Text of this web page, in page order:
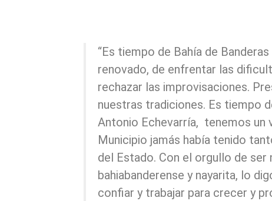
“Es tiempo de Bahía de
renovado, de enfrentar las
rechazar las improvisaciones.
nuestras tradiciones. Es tiempo
Antonio Echevarría, tenemos un
Municipio jamás había tenido
del Estado. Con el orgullo de ser
bahiabanderense y nayarita, lo
confiar y trabajar para crecer y